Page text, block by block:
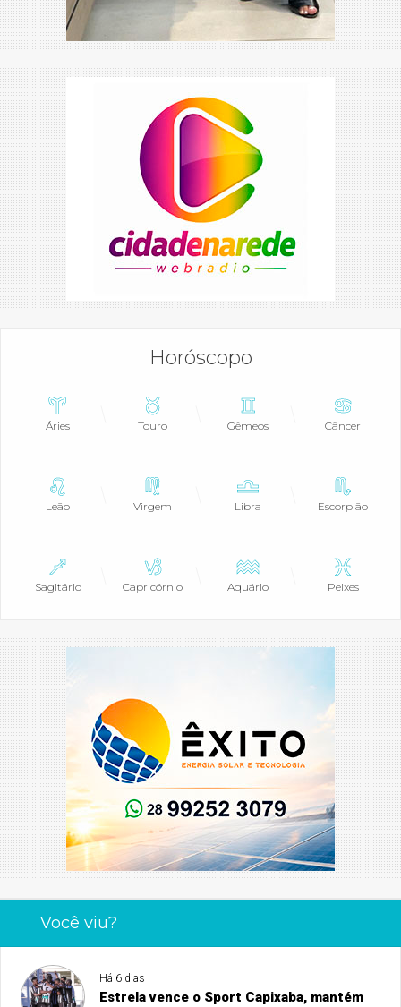
Horóscopo
Áries Touro Gêmeos Câncer
Leão Virgem Libra Escorpião
Sagitário Capricórnio Aquário Peixes
Você viu?
Há 6 dias
Estrela vence o Sport Capixaba, mantém